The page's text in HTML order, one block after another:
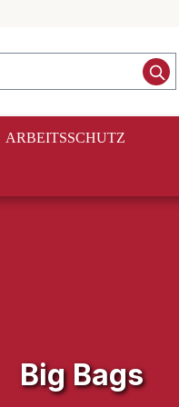
ARBEITSSCHUTZ
Big Bags